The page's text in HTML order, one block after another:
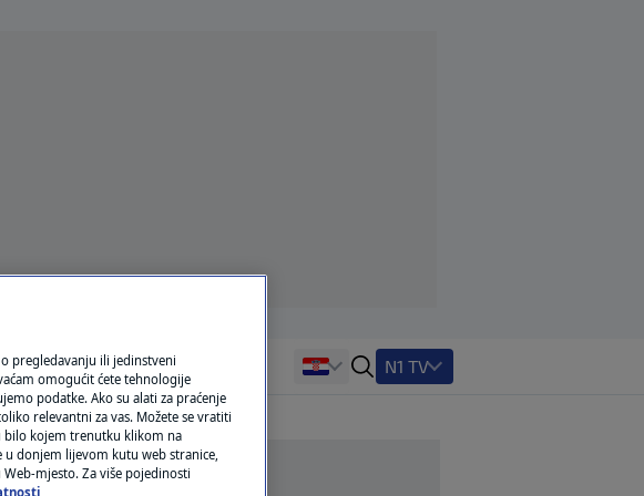
N1 TV
pregledavanju ili jedinstveni
omogućit ćete tehnologije
podatke. Ako su alati za praćenje
relevantni za vas. Možete se vratiti
bilo kojem trenutku klikom na
donjem lijevom kutu web stranice,
mjesto. Za više pojedinosti